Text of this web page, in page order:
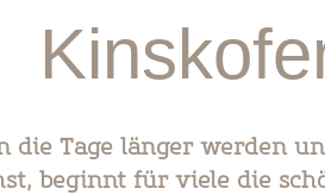
die Tage länger werden
beginnt für viele die